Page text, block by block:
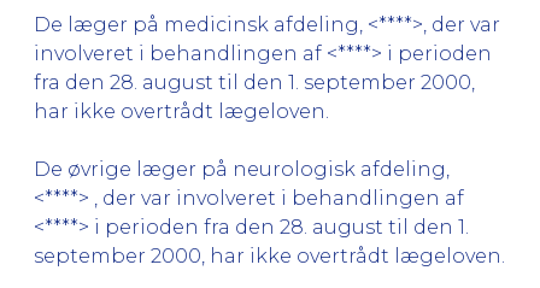
De læger på medicinsk afdeling, <****>, der var
involveret i behandlingen af <****> i perioden
fra den 28. august til den 1. september 2000,
har ikke overtrådt lægeloven.
De øvrige læger på neurologisk afdeling,
<****> , der var involveret i behandlingen af
<****> i perioden fra den 28. august til den 1.
september 2000, har ikke overtrådt lægeloven.